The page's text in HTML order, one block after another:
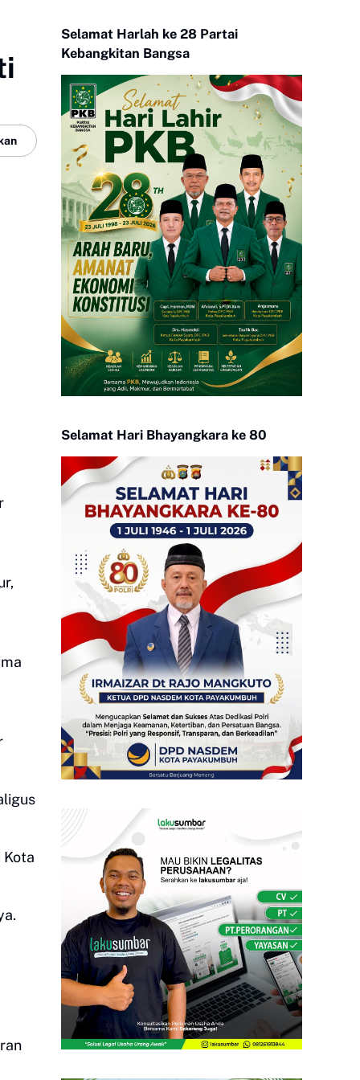
Kota
Selamat Harlah ke 28 Partai
Kebangkitan Bangsa
Selamat Hari Bhayangkara ke 80